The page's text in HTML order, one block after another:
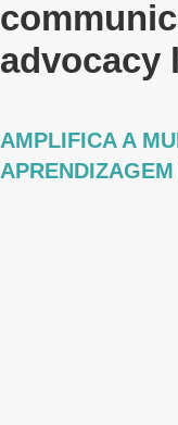
advocacy
AMPLIFICA A